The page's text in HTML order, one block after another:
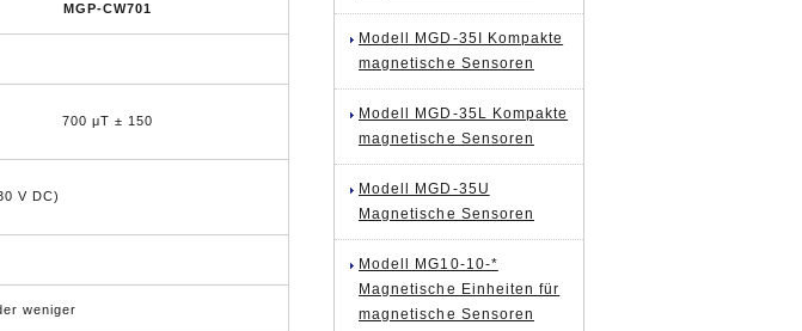
MGP-CW701
700 μT ± 150
V DC)
weniger
Modell MGD-35I Kompakte
magnetische Sensoren
Modell MGD-35L Kompakte
magnetische Sensoren
Modell MGD-35U
Magnetische Sensoren
Modell MG10-10-*
Magnetische Einheiten für
magnetische Sensoren